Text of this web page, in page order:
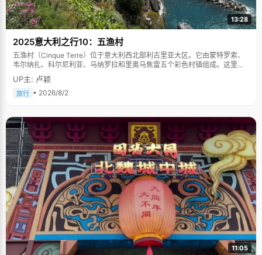
13:28
2025意大利之行10：五渔村
五渔村（Cinque Terre）位于意大利西北部利古里亚大区。它由蒙特罗索、
韦尔纳扎、科尔尼利亚、马纳罗拉和里奥马焦雷五个彩色村镇组成。这里依
山傍海，房屋色彩斑斓，1997年被列为世界文化遗产。
UP主: 卢颖
旅行 • 2026/8/2
11:05